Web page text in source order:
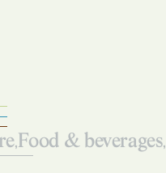
,Food & beverages,